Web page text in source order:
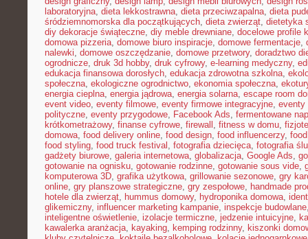
laboratoryjna, dieta lekkostrawna, dieta przeciwzapalna, dieta
śródziemnomorska dla początkujących, dieta zwierząt, dietetyka
diy dekoracje świąteczne, diy meble drewniane, docelowe profile
domowa pizzeria, domowe biuro inspiracje, domowe fermentacje,
nalewki, domowe oszczędzanie, domowe przetwory, doradztwo
ogrodnicze, druk 3d hobby, druk cyfrowy, e-learning medyczny,
edukacja finansowa dorosłych, edukacja zdrowotna szkolna,
społeczna, ekologiczne ogrodnictwo, ekonomia społeczna,
energia cieplna, energia jądrowa, energia solarna, escape room
event video, eventy filmowe, eventy firmowe integracyjne, eventy
polityczne, eventy przygodowe, Facebook Ads, fermentowane
krótkometrażowy, finanse cyfrowe, firewall , fitness w domu,
domowa, food delivery online, food design, food influencerzy,
food styling, food truck festival , fotografia dziecięca, fotografia
gadżety biurowe, galeria internetowa, globalizacja, Google Ads,
gotowanie na ognisku, gotowanie rodzinne, gotowanie sous vide,
komputerowa 3D, grafika użytkowa, grillowanie sezonowe, gry
online, gry planszowe strategiczne, gry zespołowe, handmade
hotele dla zwierząt, hummus domowy, hydroponika domowa,
glikemiczny, influencer marketing kampanie, inspekcje budowlane
inteligentne oświetlenie, izolacje termiczne, jedzenie intuicyjne,
kawalerka aranżacja, kayaking, kemping rodzinny, kiszonki